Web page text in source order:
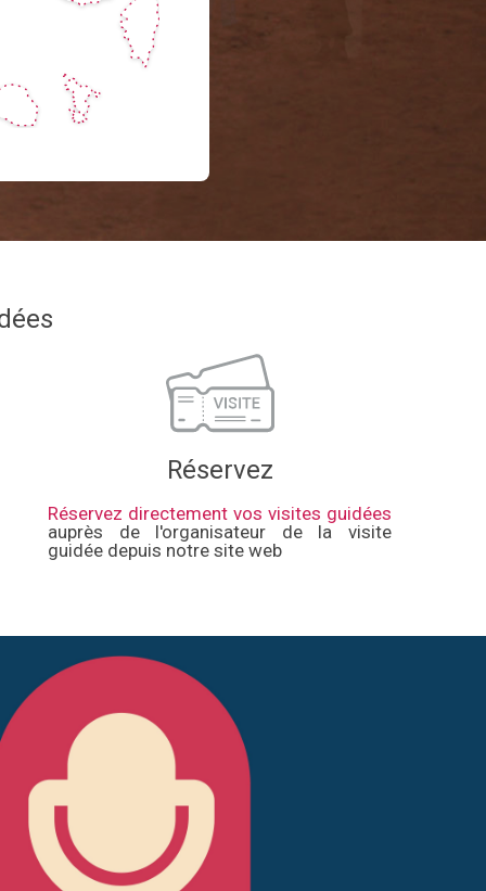
Réservez
Réservez directement vos visites guidées
auprès de l'organisateur de la visite
guidée depuis notre site web